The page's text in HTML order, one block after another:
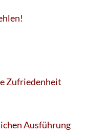
Zufriedenheit
Ausführung